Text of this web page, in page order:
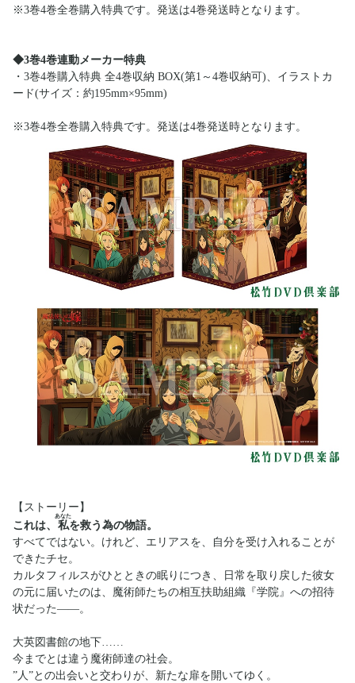
※3巻4巻全巻購入特典です。発送は4巻発送時となります。
◆3巻4巻連動メーカー特典
・3巻4巻購入特典 全4巻収納 BOX(第1～4巻収納可)、イラストカ
ード(サイズ：約195mm×95mm)
※3巻4巻全巻購入特典です。発送は4巻発送時となります。
【ストーリー】
これは、 私
あなた
を救う為の物語。
すべてではない。けれど、エリアスを、自分を受け入れることが
できたチセ。
カルタフィルスがひとときの眠りにつき、日常を取り戻した彼女
の元に届いたのは、魔術師たちの相互扶助組織『学院』への招待
状だった――。
大英図書館の地下……
今までとは違う魔術師達の社会。
”人”との出会いと交わりが、新たな扉を開いてゆく。